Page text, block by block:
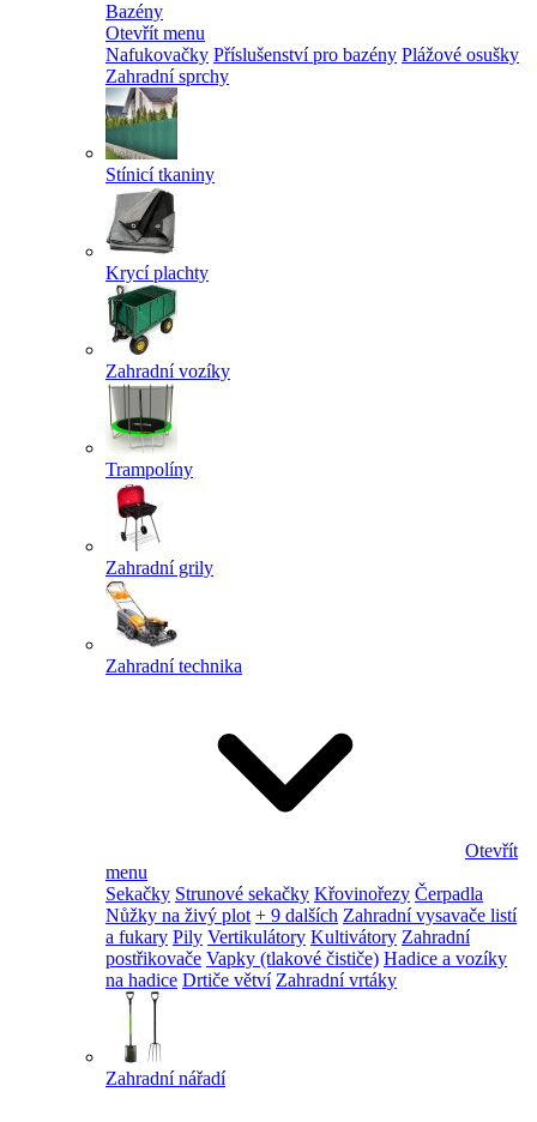
Bazény
Otevřít menu
Nafukovačky Příslušenství pro bazény Plážové osušky
Zahradní sprchy
Stínicí tkaniny
Krycí plachty
Zahradní vozíky
Trampolíny
Zahradní grily
Zahradní technika
Otevřít
menu
Sekačky Strunové sekačky Křovinořezy Čerpadla
Nůžky na živý plot + 9 dalších Zahradní vysavače listí
a fukary Pily Vertikulátory Kultivátory Zahradní
postřikovače Vapky (tlakové čističe) Hadice a vozíky
na hadice Drtiče větví Zahradní vrtáky
Zahradní nářadí